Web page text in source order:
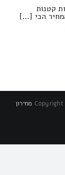
קטנות
הכי […]
Copyright מחירון